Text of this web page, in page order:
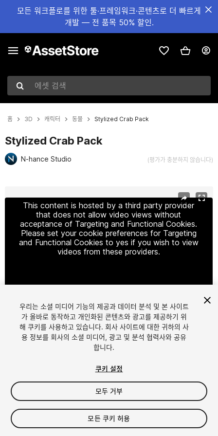
모든 워크플로를 위한 툴·프레임워크·콘텐츠로 더 빠르게
개발 — 전 품목 50% 할인.
에셋 검색
홈 3D 캐릭터 동물 Stylized Crab Pack
Stylized Crab Pack
N-hance Studio (평가가 충분하지 않습니다)
This content is hosted by a third party provider
that does not allow video views without
acceptance of Targeting and Functional Cookies.
Please set your cookie preferences for Targeting
and Functional Cookies to yes if you wish to view
videos from these providers.
1/9
$54.99
세금/부가세는 결제 시 반영됩니다.
우리는 소셜 미디어 기능의 제공과 데이터 분석 및 본 사이트
가 올바로 동작하고 개인화된 콘텐츠와 광고를 제공하기 위
해 쿠키를 사용하고 있습니다. 회사 사이트에 대한 귀하의 사
용 정보를 회사의 소셜 미디어, 광고 및 분석 협력사와 공유
합니다.
쿠키 설정
모두 거부
모든 쿠키 허용